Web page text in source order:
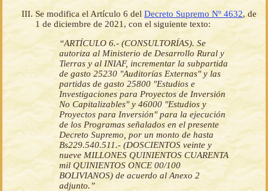
Se modifica el Artículo 6 del Decreto Supremo Nº 4632, de
1 de diciembre de 2021, con el siguiente texto:
“ARTÍCULO 6.- (CONSULTORÍAS). Se
autoriza al Ministerio de Desarrollo Rural y
Tierras y al INIAF, incrementar la subpartida
de gasto 25230 "Auditorías Externas" y las
partidas de gasto 25800 "Estudios e
Investigaciones para Proyectos de Inversión
No Capitalizables" y 46000 "Estudios y
Proyectos para Inversión" para la ejecución
de los Programas señalados en el presente
Decreto Supremo, por un monto de hasta
Bs229.540.511.- (DOSCIENTOS veinte y
nueve MILLONES QUINIENTOS CUARENTA
mil QUINIENTOS ONCE 00/100
BOLIVIANOS) de acuerdo al Anexo 2
adjunto.”